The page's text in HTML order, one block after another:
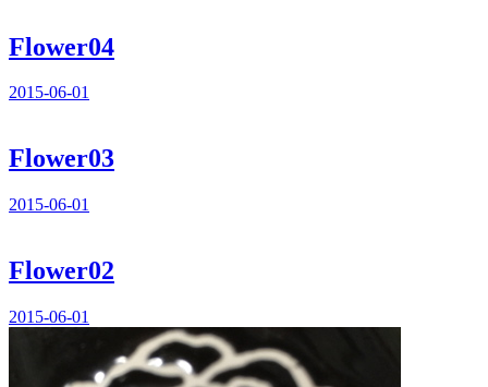
Flower04
2015-06-01
Flower03
2015-06-01
Flower02
2015-06-01